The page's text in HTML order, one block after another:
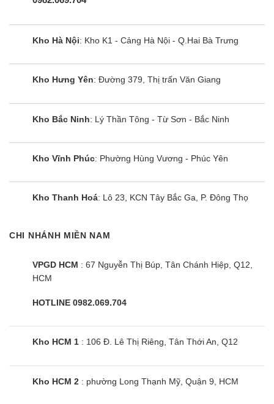
Kho Hà Nội: Kho K1 - Cảng Hà Nội - Q.Hai Bà Trưng
Kho Hưng Yên: Đường 379, Thị trấn Văn Giang
Kho Bắc Ninh: Lý Thần Tông - Từ Sơn - Bắc Ninh
Kho Vĩnh Phúc: Phường Hùng Vương - Phúc Yên
Kho Thanh Hoá: Lô 23, KCN Tây Bắc Ga, P. Đông Thọ
CHI NHÁNH MIỀN NAM
VPGD HCM : 67 Nguyễn Thị Búp, Tân Chánh Hiệp, Q12,
HCM
HOTLINE 0982.069.704
Kho HCM 1 : 106 Đ. Lê Thị Riêng, Tân Thới An, Q12
Kho HCM 2 : phường Long Thạnh Mỹ, Quận 9, HCM